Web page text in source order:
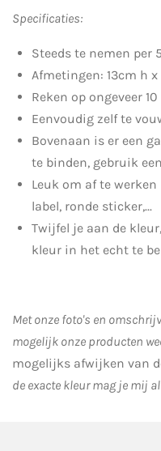
Specificaties:
Steeds te nemen per
Afmetingen: 13cm h
Reken op ongeveer
Eenvoudig zelf te
Bovenaan is er een
te binden, gebruik
Leuk om af te
label, ronde sticker,...
Twijfel je aan de
kleur in het echt te
Met onze foto's en
mogelijk onze producten
mogelijks afwijken van
de exacte kleur mag je mij